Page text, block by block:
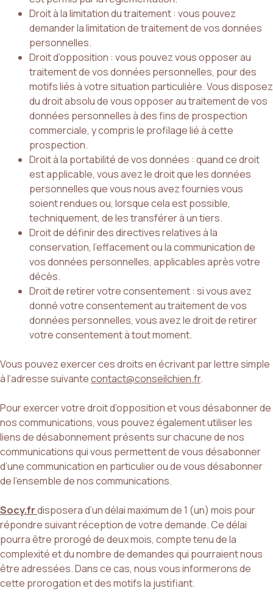
Droit à la limitation du traitement : vous pouvez
demander la limitation de traitement de vos données
personnelles.
Droit d’opposition : vous pouvez vous opposer au
traitement de vos données personnelles, pour des
motifs liés à votre situation particulière. Vous disposez
du droit absolu de vous opposer au traitement de vos
données personnelles à des fins de prospection
commerciale, y compris le profilage lié à cette
prospection.
Droit à la portabilité de vos données : quand ce droit
est applicable, vous avez le droit que les données
personnelles que vous nous avez fournies vous
soient rendues ou, lorsque cela est possible,
techniquement, de les transférer à un tiers.
Droit de définir des directives relatives à la
conservation, l’effacement ou la communication de
vos données personnelles, applicables après votre
décès.
Droit de retirer votre consentement : si vous avez
donné votre consentement au traitement de vos
données personnelles, vous avez le droit de retirer
votre consentement à tout moment.
Vous pouvez exercer ces droits en écrivant par lettre simple
à l’adresse suivantecontact@conseilchien.fr.
Pour exercer votre droit d’opposition et vous désabonner de
nos communications, vous pouvez également utiliser les
liens de désabonnement présents sur chacune de nos
communications qui vous permettent de vous désabonner
d’une communication en particulier ou de vous désabonner
de l’ensemble de nos communications.
Socy.frdisposera d’un délai maximum de 1 (un) mois pour
répondre suivant réception de votre demande. Ce délai
pourra être prorogé de deux mois, compte tenu de la
complexité et du nombre de demandes qui pourraient nous
être adressées. Dans ce cas, nous vous informerons de
cette prorogation et des motifs la justifiant.